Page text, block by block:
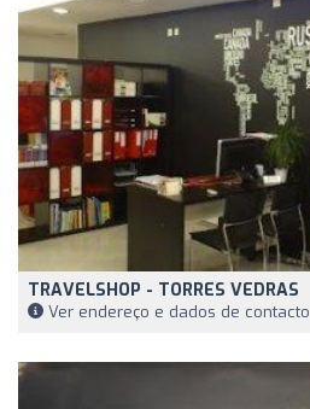
TRAVELSHOP - TORRES VEDRAS
Ver endereço e dados de contacto